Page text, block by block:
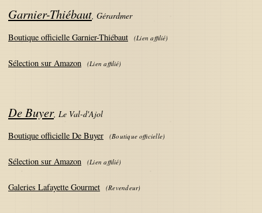
Garnier-Thiébaut, Gérardmer
Boutique officielle Garnier-Thiébaut
(Lien affilié)
Sélection sur Amazon (Lien affilié)
De Buyer, Le Val-d'Ajol
Boutique officielle De Buyer
(Boutique officielle)
Sélection sur Amazon (Lien affilié)
Galeries Lafayette Gourmet (Revendeur)